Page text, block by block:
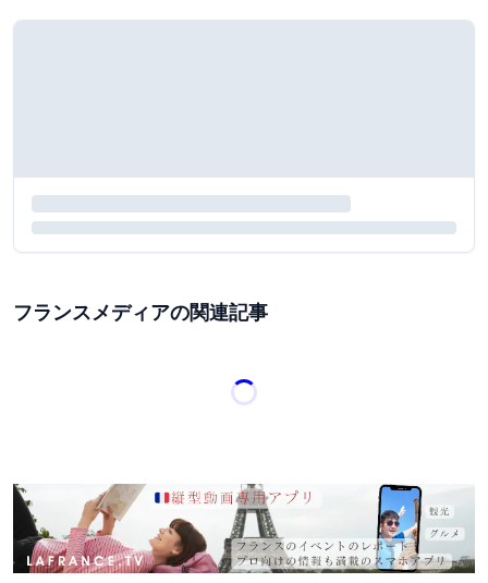
フランスメディアの関連記事